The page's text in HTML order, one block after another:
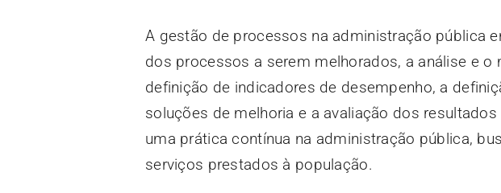
A gestão de processos na administração pública
dos processos a serem melhorados, a análise e
definição de indicadores de desempenho, a
soluções de melhoria e a avaliação dos
uma prática contínua na administração pública,
serviços prestados à população.